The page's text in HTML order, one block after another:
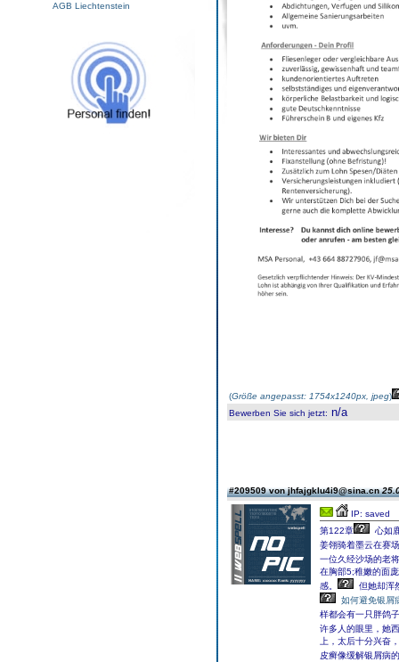
AGB Liechtenstein
(Größe angepasst: 1754x1240px, jpeg)
Bewerben Sie sich jetzt: n/a
#209509 von jhfajgklu4i9@sina.cn
IP: saved
第122章
心如
姜翎骑着墨云在赛
一位久经沙场的老
在胸部5;稚嫩的面
感。
但她却浑
如何避免银屑
样都会有一只胖鸽
许多人的眼里，她
上，太后十分兴奋
皮癣像缓解银屑病